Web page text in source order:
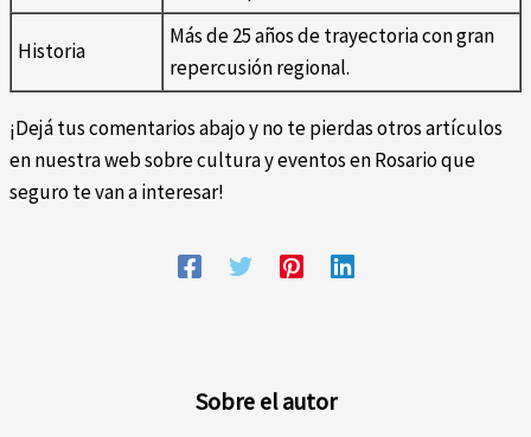
Historia
Más de 25 años de trayectoria con gran
repercusión regional.
¡Dejá tus comentarios abajo y no te pierdas otros artículos
en nuestra web sobre cultura y eventos en Rosario que
seguro te van a interesar!
Sobre el autor